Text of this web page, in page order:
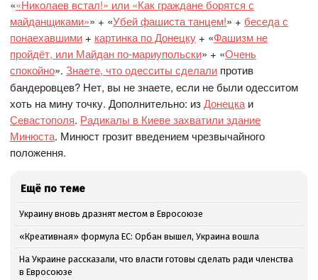
««Николаев встал!» или «Как граждане борятся с
майданщиками»» + «Убей фашиста танцем!» + беседа с
понаехавшими + картинка по Донецку + «Фашизм не
пройдёт, или Майдан по-мариупольски» + «Очень
спокойно». Знаете, что одесситы сделали против
бандеровцев? Нет, вы не знаете, если не были одесситом
хоть на мину точку. Дополнительно: изДонецкаи
Севастополя. Радикалы в Киеве захватили здание
Минюста. Минюст грозит введением чрезвычайного
положення.
Ещё по теме
Украину вновь дразнят местом в Евросоюзе
«Креативная» формула ЕС: Орбан вышел, Украина вошла
На Украине рассказали, что власти готовы сделать ради членства
в Евросоюзе